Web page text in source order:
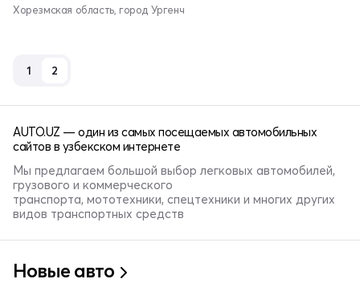
Хорезмская область, город Ургенч
1 2
AUTO.UZ — один из самых посещаемых автомобильных
сайтов в узбекском интернете
Мы предлагаем большой выбор легковых автомобилей,
грузового и коммерческого
транспорта, мототехники, спецтехники и многих других
видов транспортных средств
Новые авто